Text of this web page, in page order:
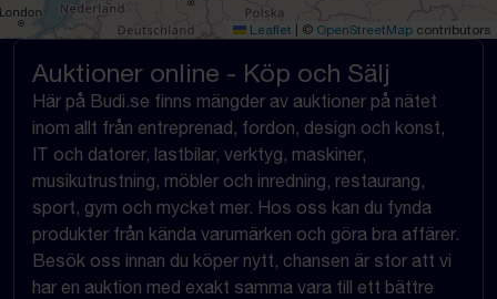
Leaflet © OpenStreetMap contributors
Auktioner online - Köp och Sälj
Här på Budi.se finns mängder av auktioner på nätet
inom allt från entreprenad, fordon, design och konst,
IT och datorer, lastbilar, verktyg, maskiner,
musikutrustning, möbler och inredning, restaurang,
sport, gym och mycket mer. Hos oss kan du fynda
produkter från kända varumärken och göra bra affärer.
Besök oss innan du köper nytt, chansen är stor att vi
har en auktion med exakt samma vara till ett bättre